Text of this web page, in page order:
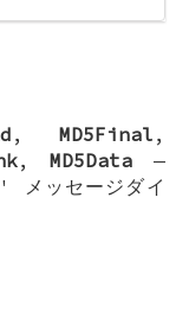
, MD5Final ,
,MD5Data —
ッセージダイ